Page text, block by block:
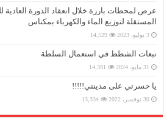
عرض لمحطات بارزة خلال انعقاد الدورة العادية
المستقلة لتوزيع الماء والكهرباء بمكناس
3 يوليو، 2023 14,529
تبعات الشطط في استعمال السلطة
31 مايو، 2024 14,391
يا حسرتي على مدينتي!!!!!
30 نوفمبر، 2022 13,334